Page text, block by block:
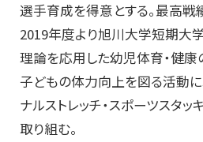
選手育成を得意とする。最高戦
2019年度より旭川大学短期大
理論を応用した幼児体育・健
子どもの体力向上を図る活動に
ナルストレッチ・スポーツスタ
取り組む。